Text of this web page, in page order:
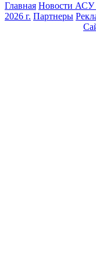
Главная Новости
2026 г. Партнеры